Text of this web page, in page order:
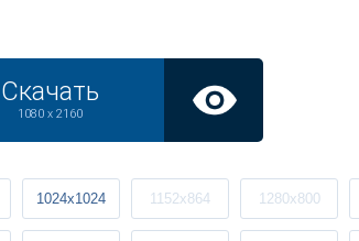
Скачать
1080 x 2160
1024x1024 1152x864 1280x800